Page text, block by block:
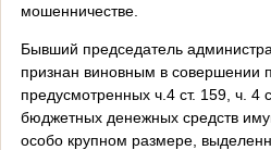
мошенничестве.
Бывший председатель
признан виновным в совершении
предусмотренных ч.4 ст. 159, ч. 4
бюджетных денежных средств
особо крупном размере,